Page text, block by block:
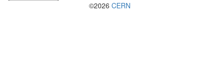
©2026 CERN